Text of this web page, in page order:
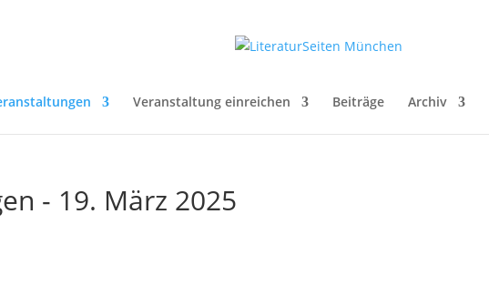
Veranstaltung einreichen Beiträge Archiv
- 19. März 2025